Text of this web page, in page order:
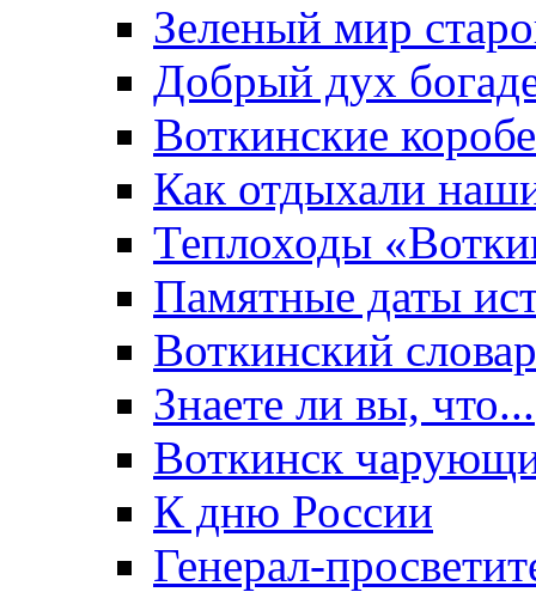
Зеленый мир
Добрый дух
Воткинские
Как отдыхали
Теплоходы
Памятные даты
Воткинский
Знаете ли вы, что...
Воткинск
К дню России
Генерал-